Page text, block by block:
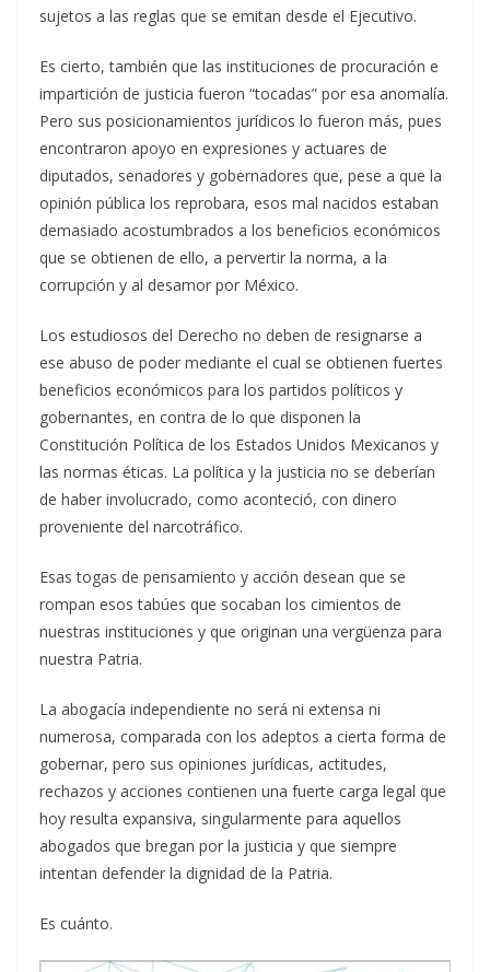
sujetos a las reglas que se emitan desde el Ejecutivo.
Es cierto, también que las instituciones de procuración e
impartición de justicia fueron “tocadas” por esa anomalía.
Pero sus posicionamientos jurídicos lo fueron más, pues
encontraron apoyo en expresiones y actuares de
diputados, senadores y gobernadores que, pese a que la
opinión pública los reprobara, esos mal nacidos estaban
demasiado acostumbrados a los beneficios económicos
que se obtienen de ello, a pervertir la norma, a la
corrupción y al desamor por México.
Los estudiosos del Derecho no deben de resignarse a
ese abuso de poder mediante el cual se obtienen fuertes
beneficios económicos para los partidos políticos y
gobernantes, en contra de lo que disponen la
Constitución Política de los Estados Unidos Mexicanos y
las normas éticas. La política y la justicia no se deberían
de haber involucrado, como aconteció, con dinero
proveniente del narcotráfico.
Esas togas de pensamiento y acción desean que se
rompan esos tabúes que socaban los cimientos de
nuestras instituciones y que originan una vergüenza para
nuestra Patria.
La abogacía independiente no será ni extensa ni
numerosa, comparada con los adeptos a cierta forma de
gobernar, pero sus opiniones jurídicas, actitudes,
rechazos y acciones contienen una fuerte carga legal que
hoy resulta expansiva, singularmente para aquellos
abogados que bregan por la justicia y que siempre
intentan defender la dignidad de la Patria.
Es cuánto.